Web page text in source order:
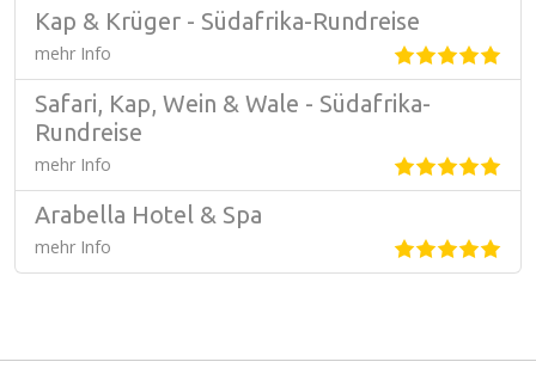
Kap & Krüger - Südafrika-Rundreise
mehr Info
Safari, Kap, Wein & Wale - Südafrika-
Rundreise
mehr Info
Arabella Hotel & Spa
mehr Info